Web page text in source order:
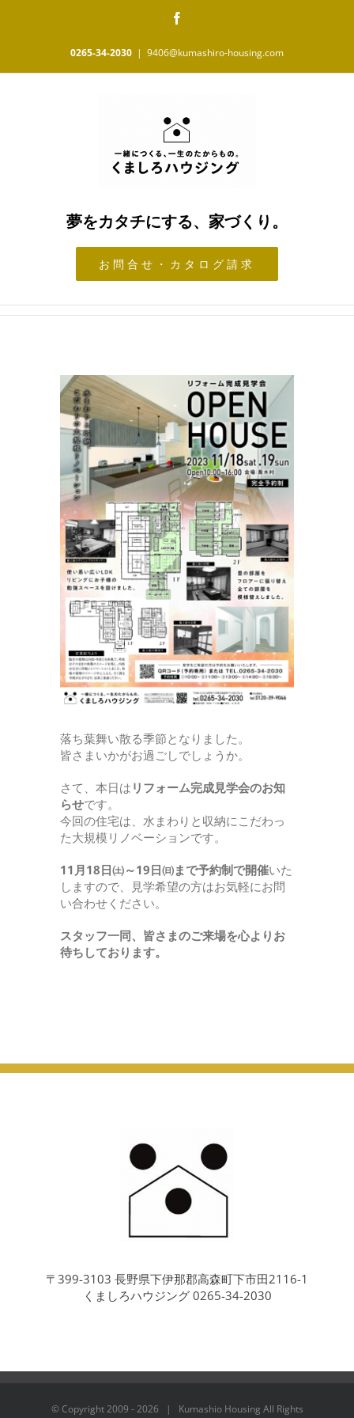
0265-34-2030 | 9406@kumashiro-housing.com
夢をカタチにする、家づくり。
お問合せ・カタログ請求
View
Larger
Image
落ち葉舞い散る季節となりました。
皆さまいかがお過ごしでしょうか。
さて、本日は リフォーム完成見学会のお知
らせです。
今回の住宅は、水まわりと収納にこだわっ
た大規模リノベーションです。
11月18日㈯～19日㈰まで予約制で開催いた
しますので、見学希望の方はお気軽にお問
い合わせください。
スタッフ一同、皆さまのご来場を心よりお
待ちしております。
〒399-3103 長野県下伊那郡高森町下市田2116-1
くましろハウジング 0265-34-2030
© Copyright 2009 -2026 | Kumashio Housing All Rights